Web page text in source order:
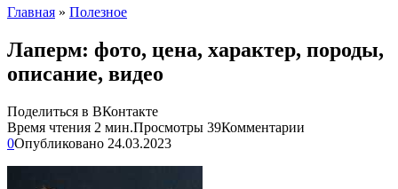
Главная » Полезное
Лаперм: фото, цена, характер, породы,
описание, видео
Поделиться в ВКонтакте
Время чтения 2 мин.Просмотры 39Комментарии
0Опубликовано 24.03.2023